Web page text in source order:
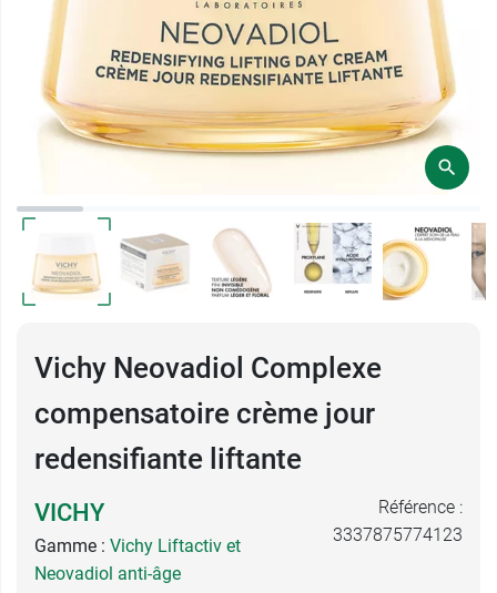
Vichy Neovadiol Complexe
compensatoire crème jour
redensifiante liftante
VICHY
Gamme : Vichy Liftactiv et
Neovadiol anti-âge
Référence :
3337875774123